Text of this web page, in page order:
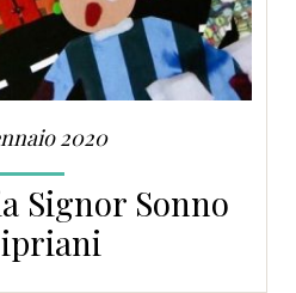
2020
Signor Sonno